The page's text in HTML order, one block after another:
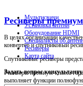
Ресиверы
В целях организации
конвертер и спутниковый
Спутниковые ресиверы
Ресиверы премиум-класса
выполняет функции
Мультисвичи
Установка антенн
Оборудование HDMI
Специалисты об
Ресиверы
Карта сайта
Задатьвопрос консультанту